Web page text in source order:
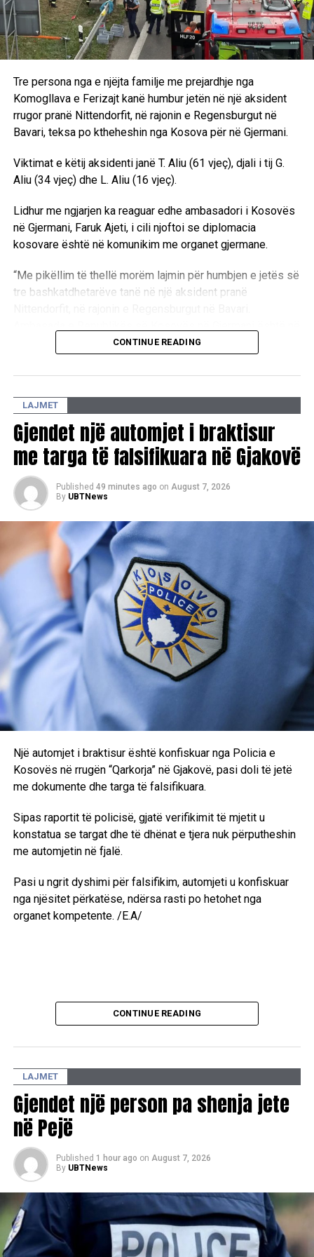
Tre persona nga e njëjta familje me prejardhje nga
Komogllava e Ferizajt kanë humbur jetën në një aksident
rrugor pranë Nittendorfit, në rajonin e Regensburgut në
Bavari, teksa po ktheheshin nga Kosova për në Gjermani.
Viktimat e këtij aksidenti janë T. Aliu (61 vjeç), djali i tij G.
Aliu (34 vjeç) dhe L. Aliu (16 vjeç).
Lidhur me ngjarjen ka reaguar edhe ambasadori i Kosovës
në Gjermani, Faruk Ajeti, i cili njoftoi se diplomacia
kosovare është në komunikim me organet gjermane.
“Me pikëllim të thellë morëm lajmin për humbjen e jetës së
tre bashkatdhetarëve tanë në një aksident pranë
kontakt me autoritetet gjermane lidhur me rastin. Në këto
të sinqerta familjarëve dhe të afërmve të viktimave”, ka
CONTINUE READING
LAJMET
Gjendet një automjet i braktisur
me targa të falsifikuara në Gjakovë
Published 49 minutes ago on August 7, 2026
By UBTNews
Një automjet i braktisur është konfiskuar nga Policia e
Kosovës në rrugën “Qarkorja” në Gjakovë, pasi doli të jetë
me dokumente dhe targa të falsifikuara.
Sipas raportit të policisë, gjatë verifikimit të mjetit u
konstatua se targat dhe të dhënat e tjera nuk përputheshin
me automjetin në fjalë.
Pasi u ngrit dyshimi për falsifikim, automjeti u konfiskuar
nga njësitet përkatëse, ndërsa rasti po hetohet nga
organet kompetente. /E.A/
CONTINUE READING
LAJMET
Gjendet një person pa shenja jete
në Pejë
Published 1 hour ago on August 7, 2026
By UBTNews